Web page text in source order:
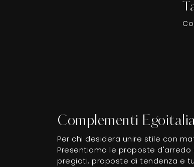
Complementi
Per chi desidera unire stile con
Presentiamo le proposte d'arredo
pregiati, proposte di tendenza e